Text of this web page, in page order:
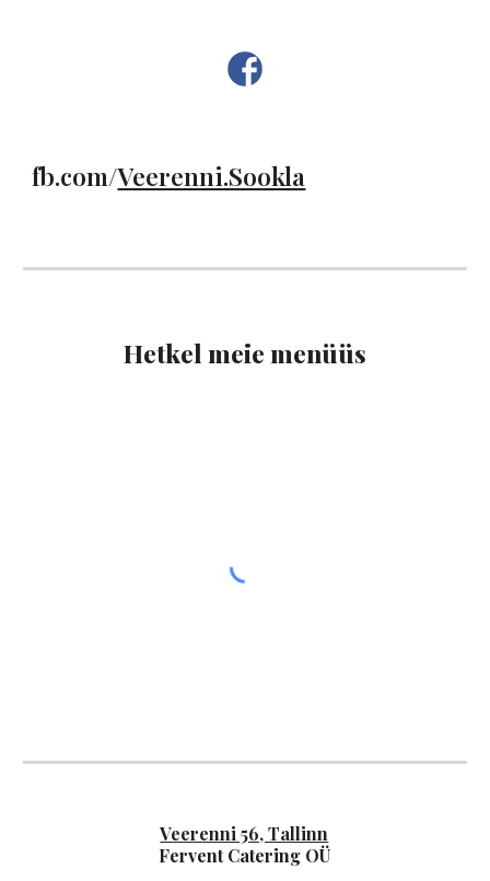
fb.com/Veerenni.Sookla
Hetkel meie menüüs
Veerenni 56, Tallinn
Fervent Catering OÜ